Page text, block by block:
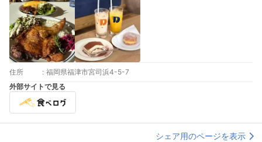
住所 : 福岡県福津市宮司浜4-5-7
外部サイトで見る
シェア用のページを表示